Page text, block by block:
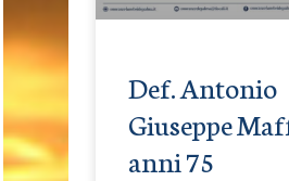
Def. Antonio
Giuseppe
anni 75